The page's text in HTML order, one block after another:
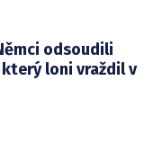
odsoudili
loni vraždil v